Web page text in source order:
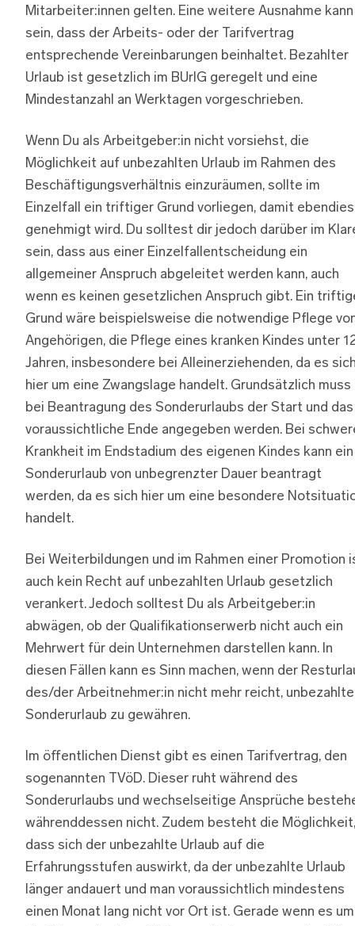
Mitarbeiter:innen gelten. Eine weitere Ausnahme kann
sein, dass der Arbeits- oder der Tarifvertrag
entsprechende Vereinbarungen beinhaltet. Bezahlter
Urlaub ist gesetzlich im BUrlG geregelt und eine
Mindestanzahl an Werktagen vorgeschrieben.
Wenn Du als Arbeitgeber:in nicht vorsiehst, die
Möglichkeit auf unbezahlten Urlaub im Rahmen des
Beschäftigungsverhältnis einzuräumen, sollte im
Einzelfall ein triftiger Grund vorliegen, damit
genehmigt wird. Du solltest dir jedoch darüber im
sein, dass aus einer Einzelfallentscheidung ein
allgemeiner Anspruch abgeleitet werden kann, auch
wenn es keinen gesetzlichen Anspruch gibt. Ein
Grund wäre beispielsweise die notwendige Pflege
Angehörigen, die Pflege eines kranken Kindes unter
Jahren, insbesondere bei Alleinerziehenden, da es
hier um eine Zwangslage handelt. Grundsätzlich muss
bei Beantragung des Sonderurlaubs der Start und das
voraussichtliche Ende angegeben werden. Bei
Krankheit im Endstadium des eigenen Kindes kann ein
Sonderurlaub von unbegrenzter Dauer beantragt
werden, da es sich hier um eine besondere
handelt.
Bei Weiterbildungen und im Rahmen einer Promotion
auch kein Recht auf unbezahlten Urlaub gesetzlich
verankert. Jedoch solltest Du als Arbeitgeber:in
abwägen, ob der Qualifikationserwerb nicht auch ein
Mehrwert für dein Unternehmen darstellen kann. In
diesen Fällen kann es Sinn machen, wenn der
des/der Arbeitnehmer:in nicht mehr reicht,
Sonderurlaub zu gewähren.
Im öffentlichen Dienst gibt es einen Tarifvertrag, den
sogenannten TVöD. Dieser ruht während des
Sonderurlaubs und wechselseitige Ansprüche
währenddessen nicht. Zudem besteht die Möglichkeit,
dass sich der unbezahlte Urlaub auf die
Erfahrungsstufen auswirkt, da der unbezahlte Urlaub
länger andauert und man voraussichtlich mindestens
einen Monat lang nicht vor Ort ist. Gerade wenn es um